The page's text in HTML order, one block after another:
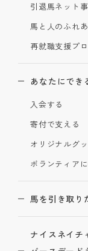
引退馬ネット
馬と人のふれ
再就職支援プ
あなたにでき
入会する
寄付で支える
オリジナルグ
ボランティア
馬を引き取り
ナイスネイチ